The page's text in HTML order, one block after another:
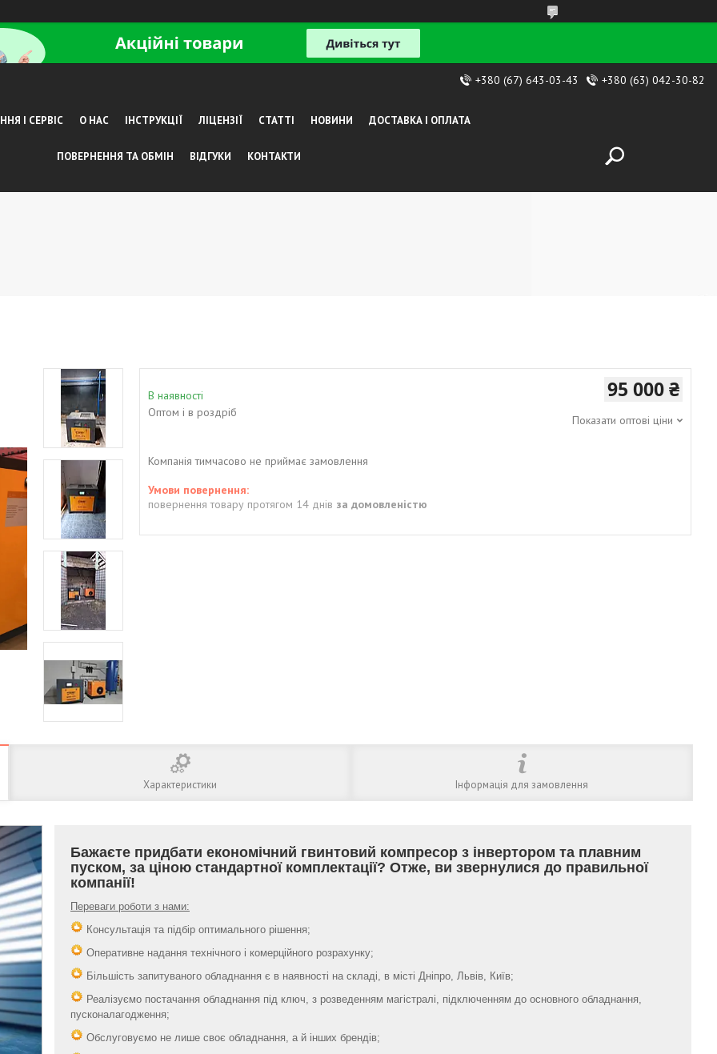
+380 (67) 643-03-43 +380 (63) 042-30-82
І СЕРВІС О НАС ІНСТРУКЦІЇ ЛІЦЕНЗІЇ СТАТТІ НОВИНИ ДОСТАВКА І ОПЛАТА
ПОВЕРНЕННЯ ТА ОБМІН ВІДГУКИ КОНТАКТИ
В наявності
Оптом і в роздріб
95 000 ₴
Показати оптові ціни
Компанія тимчасово не приймає замовлення
повернення товару протягом 14 днів за домовленістю
Характеристики Інформація для замовлення
Бажаєте придбати економічний гвинтовий компресор з інвертором та плавним
пуском, за ціною стандартної комплектації? Отже, ви звернулися до правильної
компанії!
Переваги роботи з нами:
Консультація та підбір оптимального рішення;
Оперативне надання технічного і комерційного розрахунку;
Більшість запитуваного обладнання є в наявності на складі, в місті Дніпро, Львів, Київ;
Реалізуємо постачання обладнання під ключ, з розведенням магістралі, підключенням до основного обладнання,
пусконалагодження;
Обслуговуємо не лише своє обладнання, а й інших брендів;